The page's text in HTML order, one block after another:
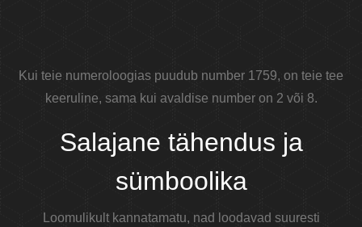
Kui teie numeroloogias puudub number 1759, on teie tee
keeruline, sama kui avaldise number on 2 või 8.
Salajane tähendus ja
sümboolika
Loomulikult kannatamatu, nad loodavad suuresti